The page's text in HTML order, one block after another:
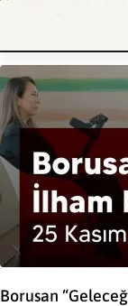
Borusan